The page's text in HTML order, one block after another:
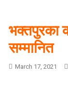
भक्तपुरका
सम्मानित
March 17, 2021